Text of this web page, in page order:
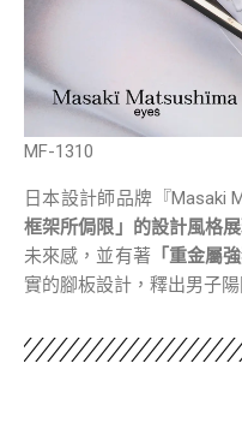
MF-1310
日本設計師品牌『Masaki
框架所侷限」的設計風格
未來感，並有著 「重金屬
實的腳板設計，釋出男子